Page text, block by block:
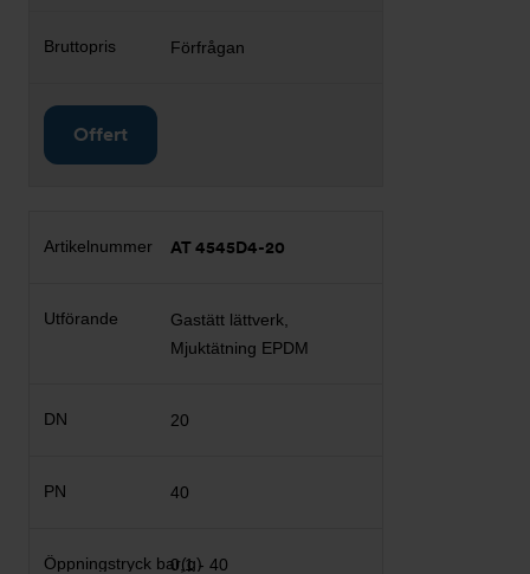
Förfrågan
Offert
AT 4545D4-20
Gastätt lättverk,
Mjuktätning EPDM
20
40
0,1 - 40